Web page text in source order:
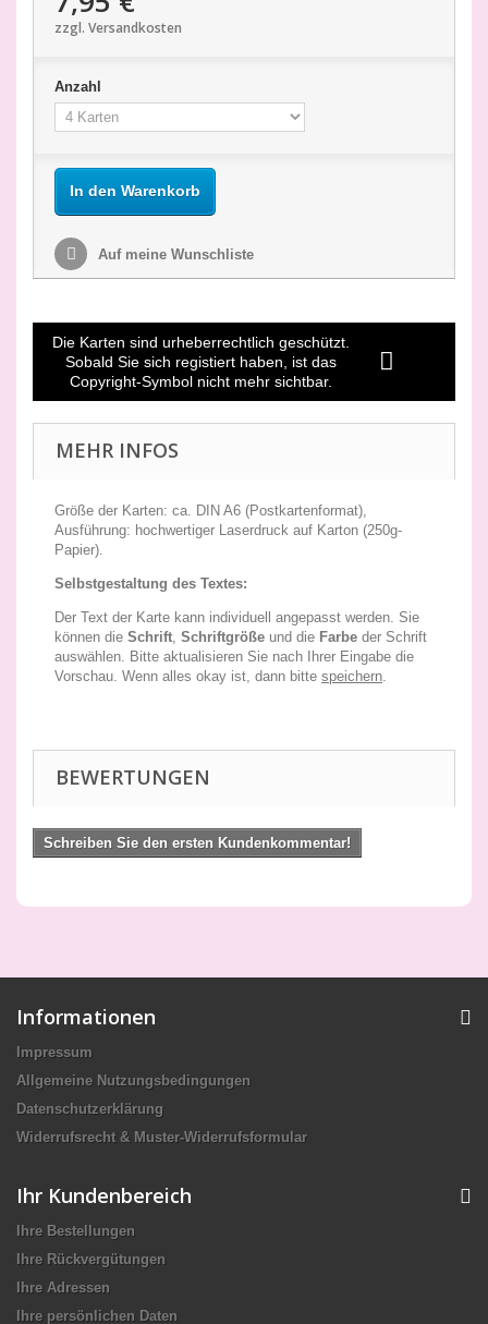
zzgl. Versandkosten
Anzahl
In den Warenkorb
Auf meine Wunschliste
Die Karten sind urheberrechtlich geschützt.
Sobald Sie sich registiert haben, ist das
Copyright-Symbol nicht mehr sichtbar.
MEHR INFOS
Größe der Karten: ca. DIN A6 (Postkartenformat),
Ausführung: hochwertiger Laserdruck auf Karton (250g-
Papier).
Selbstgestaltung des Textes:
Der Text der Karte kann individuell angepasst werden. Sie
können die Schrift, Schriftgröße und die Farbe der Schrift
auswählen. Bitte aktualisieren Sie nach Ihrer Eingabe die
Vorschau. Wenn alles okay ist, dann bitte speichern.
BEWERTUNGEN
Schreiben Sie den ersten Kundenkommentar!
Informationen
Impressum
Allgemeine Nutzungsbedingungen
Datenschutzerklärung
Widerrufsrecht & Muster-Widerrufsformular
Ihr Kundenbereich
Ihre Bestellungen
Ihre Rückvergütungen
Ihre Adressen
Ihre persönlichen Daten